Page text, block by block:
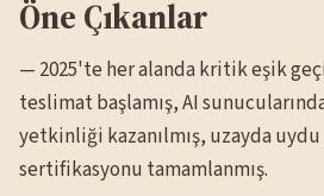
Öne Çıkanlar
— 2025'te her alanda kritik eşik
teslimat başlamış, AI
yetkinliği kazanılmış, uzayda
sertifikasyonu tamamlanmış.